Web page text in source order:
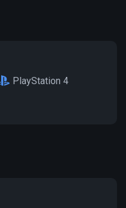
PlayStation 4